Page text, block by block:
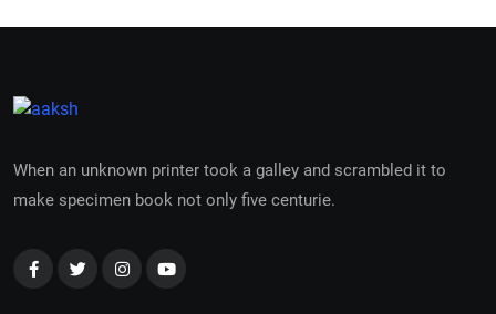
When an unknown printer took a galley and scrambled it to
make specimen book not only five centurie.